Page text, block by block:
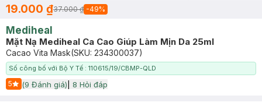
19.000 ₫37.000 ₫ -49%
Mediheal
Mặt Nạ Mediheal Ca Cao Giúp Làm Mịn Da 25ml
Cacao Vita Mask(SKU: 234300037)
Số công bố với Bộ Y Tế : 110615/19/CBMP-QLD
5
Start Icon
(9 Đánh giá) 8 Hỏi đáp